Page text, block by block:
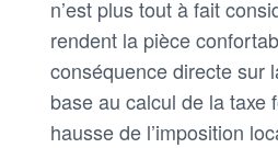
n’est plus tout à fait
rendent la pièce
conséquence directe sur
base au calcul de la taxe
hausse de l’imposition